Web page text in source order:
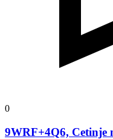
0
9WRF+4Q6, Cetinje